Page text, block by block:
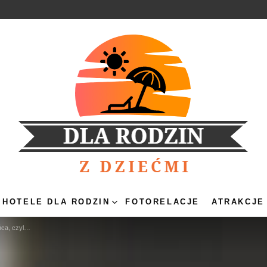
HOTELE DLA RODZIN FOTORELACJE ATRAKCJE
zwariować?